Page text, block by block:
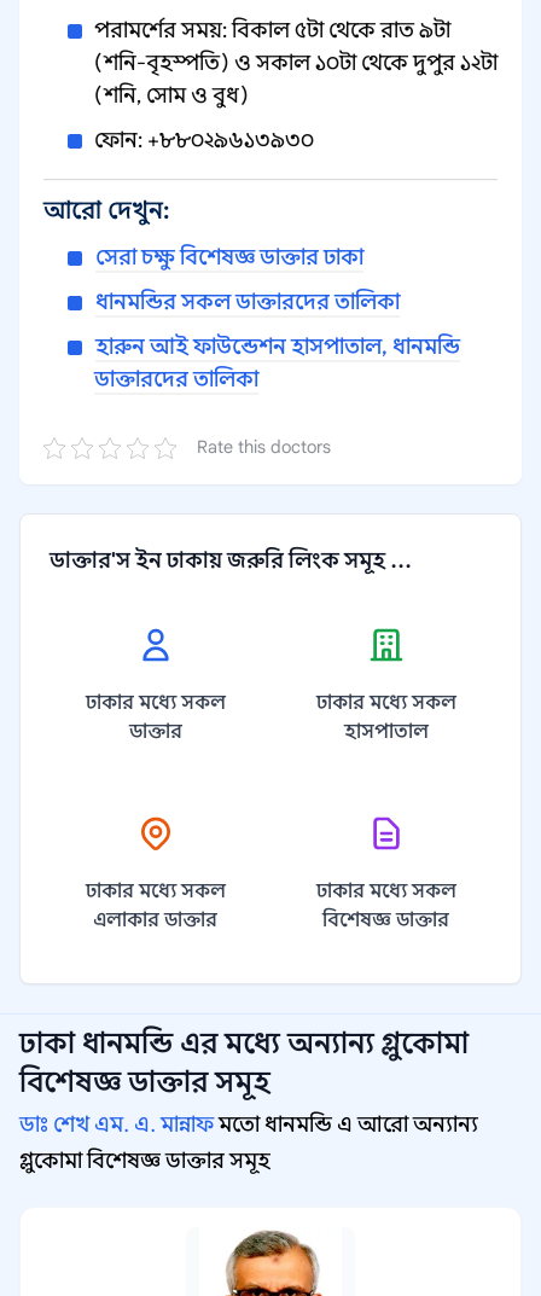
পরামর্শের সময়: বিকাল ৫টা থেকে রাত ৯টা
(শনি-বৃহস্পতি) ও সকাল ১০টা থেকে দুপুর ১২টা
(শনি, সোম ও বুধ)
ফোন: +৮৮০২৯৬১৩৯৩০
আরো দেখুন:
সেরা চক্ষু বিশেষজ্ঞ ডাক্তার ঢাকা
ধানমন্ডির সকল ডাক্তারদের তালিকা
হারুন আই ফাউন্ডেশন হাসপাতাল, ধানমন্ডি
ডাক্তারদের তালিকা
Rate this doctors
ডাক্তার'স ইন ঢাকায় জরুরি লিংক সমূহ ...
ঢাকার মধ্যে সকল
ডাক্তার
ঢাকার মধ্যে সকল
হাসপাতাল
ঢাকার মধ্যে সকল
এলাকার ডাক্তার
ঢাকার মধ্যে সকল
বিশেষজ্ঞ ডাক্তার
ঢাকা ধানমন্ডি এর মধ্যে অন্যান্যগ্লুকোমা
বিশেষজ্ঞ ডাক্তার সমূহ
ডাঃ শেখ এম. এ. মান্নাফমতো ধানমন্ডি এ আরো অন্যান্য
গ্লুকোমা বিশেষজ্ঞ ডাক্তার সমূহ